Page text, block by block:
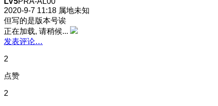
2020-9-7 11:18 属地未知
但写的是版本号诶
正在加载, 请稍候...
发表评论…
2
点赞
2